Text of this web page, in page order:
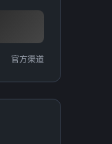
官方渠道